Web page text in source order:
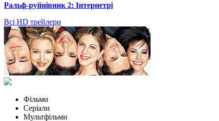
Ральф-руйнівник 2: Інтернетрі
Всі HD трейлери
Фільми
Серіали
Мультфільми